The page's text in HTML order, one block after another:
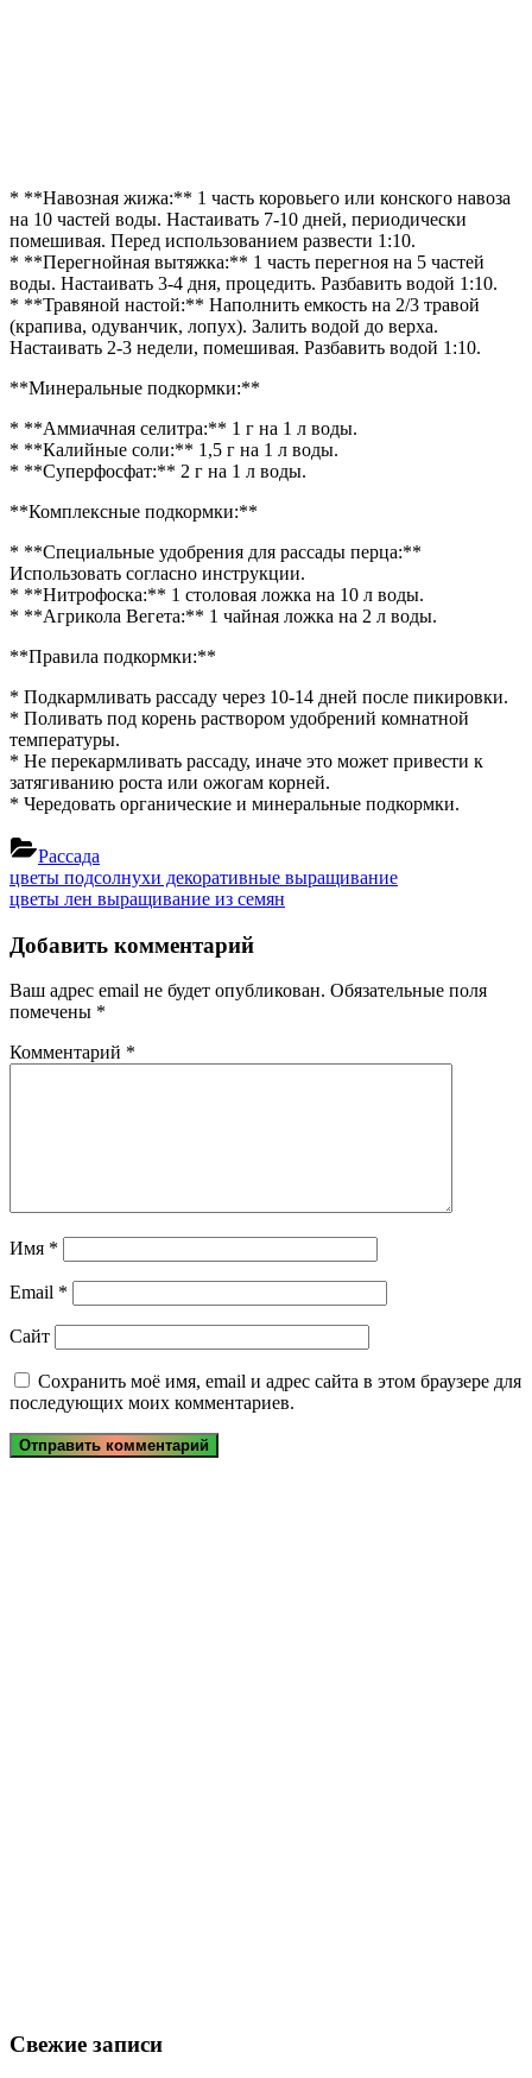
* **Навозная жижа:** 1 часть коровьего или конского навоза
на 10 частей воды. Настаивать 7-10 дней, периодически
помешивая. Перед использованием развести 1:10.
* **Перегнойная вытяжка:** 1 часть перегноя на 5 частей
воды. Настаивать 3-4 дня, процедить. Разбавить водой 1:10.
* **Травяной настой:** Наполнить емкость на 2/3 травой
(крапива, одуванчик, лопух). Залить водой до верха.
Настаивать 2-3 недели, помешивая. Разбавить водой 1:10.
**Минеральные подкормки:**
* **Аммиачная селитра:** 1 г на 1 л воды.
* **Калийные соли:** 1,5 г на 1 л воды.
* **Суперфосфат:** 2 г на 1 л воды.
**Комплексные подкормки:**
* **Специальные удобрения для рассады перца:**
Использовать согласно инструкции.
* **Нитрофоска:** 1 столовая ложка на 10 л воды.
* **Агрикола Вегета:** 1 чайная ложка на 2 л воды.
**Правила подкормки:**
* Подкармливать рассаду через 10-14 дней после пикировки.
* Поливать под корень раствором удобрений комнатной
температуры.
* Не перекармливать рассаду, иначе это может привести к
затягиванию роста или ожогам корней.
* Чередовать органические и минеральные подкормки.
Рассада
Навигация
по
записям
Previous
Post:
цветы подсолнухи декоративные выращивание
Next
цветы лен выращивание из семян
Добавить комментарий
Ваш адрес email не будет опубликован. Обязательные поля
помечены *
Комментарий *
Имя *
Email *
Сайт
Сохранить моё имя, email и адрес сайта в этом браузере для
последующих моих комментариев.
Свежие записи